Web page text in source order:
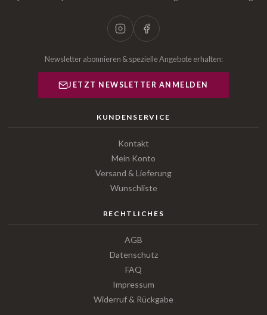
Newsletter abonnieren & spezielle Angebote erhalten:
JETZT NEWSLETTER ANMELDEN
KUNDENSERVICE
Kontakt
Mein Konto
Versand & Lieferung
Wunschliste
RECHTLICHES
AGB
Datenschutz
FAQ
Impressum
Widerruf & Rückgabe